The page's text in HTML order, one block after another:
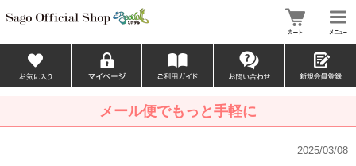
メール便でもっと手軽に
2025/03/08